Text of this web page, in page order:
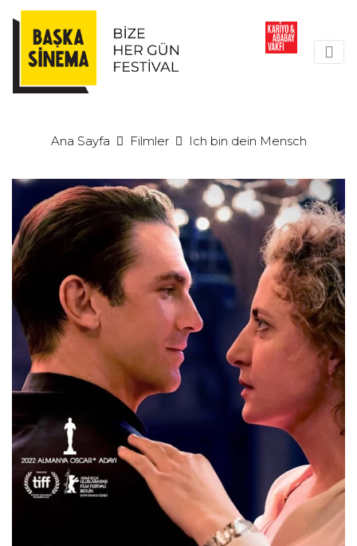
Ana Sayfa Filmler Ich bin dein Mensch